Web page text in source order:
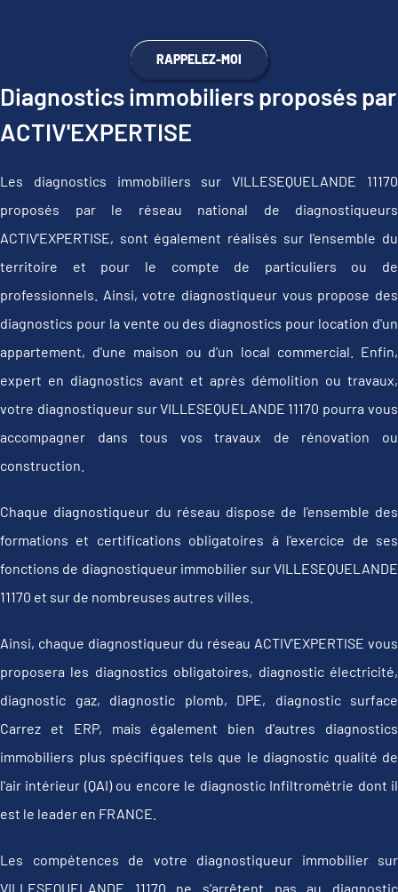
RAPPELEZ-MOI
Diagnostics immobiliers proposés par
ACTIV'EXPERTISE
Les diagnostics immobiliers sur VILLESEQUELANDE 11170
proposés par le réseau national de diagnostiqueurs
ACTIV'EXPERTISE, sont également réalisés sur l'ensemble du
territoire et pour le compte de particuliers ou de
professionnels. Ainsi, votre diagnostiqueur vous propose des
diagnostics pour la vente ou des diagnostics pour location d'un
appartement, d'une maison ou d'un local commercial. Enfin,
expert en diagnostics avant et après démolition ou travaux,
votre diagnostiqueur sur VILLESEQUELANDE 11170 pourra vous
accompagner dans tous vos travaux de rénovation ou
construction.
Chaque diagnostiqueur du réseau dispose de l'ensemble des
formations et certifications obligatoires à l'exercice de ses
fonctions de diagnostiqueur immobilier sur VILLESEQUELANDE
11170 et sur de nombreuses autres villes.
Ainsi, chaque diagnostiqueur du réseau ACTIV'EXPERTISE vous
proposera les diagnostics obligatoires, diagnostic électricité,
diagnostic gaz, diagnostic plomb, DPE, diagnostic surface
Carrez et ERP, mais également bien d'autres diagnostics
immobiliers plus spécifiques tels que le diagnostic qualité de
l'air intérieur (QAI) ou encore le diagnostic Infiltrométrie dont il
est le leader en FRANCE.
Les compétences de votre diagnostiqueur immobilier sur
VILLESEQUELANDE 11170 ne s'arrêtent pas au diagnostic